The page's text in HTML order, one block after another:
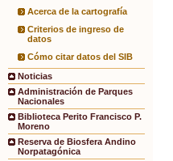
Acerca de la cartografía
Criterios de ingreso de
datos
Cómo citar datos del SIB
Noticias
Administración de Parques
Nacionales
Biblioteca Perito Francisco P.
Moreno
Reserva de Biosfera Andino
Norpatagónica